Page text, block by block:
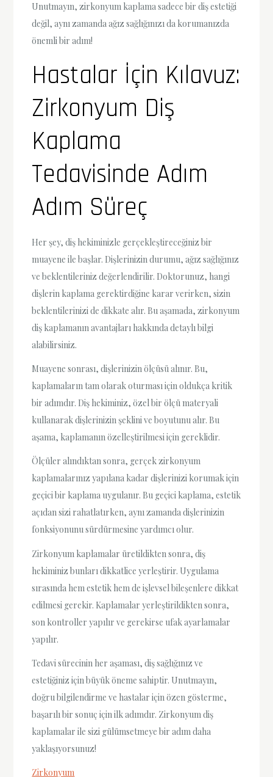
Unutmayın, zirkonyum kaplama sadece bir diş estetiği
değil, aynı zamanda ağız sağlığınızı da korumanızda
önemli bir adım!
Hastalar İçin Kılavuz:
Zirkonyum Diş
Kaplama
Tedavisinde Adım
Adım Süreç
Her şey, diş hekiminizle gerçekleştireceğiniz bir
muayene ile başlar. Dişlerinizin durumu, ağız sağlığınız
ve beklentileriniz değerlendirilir. Doktorunuz, hangi
dişlerin kaplama gerektirdiğine karar verirken, sizin
beklentilerinizi de dikkate alır. Bu aşamada, zirkonyum
diş kaplamanın avantajları hakkında detaylı bilgi
alabilirsiniz.
Muayene sonrası, dişlerinizin ölçüsü alınır. Bu,
kaplamaların tam olarak oturması için oldukça kritik
bir adımdır. Diş hekiminiz, özel bir ölçü materyali
kullanarak dişlerinizin şeklini ve boyutunu alır. Bu
aşama, kaplamanın özelleştirilmesi için gereklidir.
Ölçüler alındıktan sonra, gerçek zirkonyum
kaplamalarınız yapılana kadar dişlerinizi korumak için
geçici bir kaplama uygulanır. Bu geçici kaplama, estetik
açıdan sizi rahatlatırken, aynı zamanda dişlerinizin
fonksiyonunu sürdürmesine yardımcı olur.
Zirkonyum kaplamalar üretildikten sonra, diş
hekiminiz bunları dikkatlice yerleştirir. Uygulama
sırasında hem estetik hem de işlevsel bileşenlere dikkat
edilmesi gerekir. Kaplamalar yerleştirildikten sonra,
son kontroller yapılır ve gerekirse ufak ayarlamalar
yapılır.
Tedavi sürecinin her aşaması, diş sağlığınız ve
estetiğiniz için büyük öneme sahiptir. Unutmayın,
doğru bilgilendirme ve hastalar için özen gösterme,
başarılı bir sonuç için ilk adımdır. Zirkonyum diş
kaplamalar ile sizi gülümsetmeye bir adım daha
yaklaşıyorsunuz!
Zirkonyum